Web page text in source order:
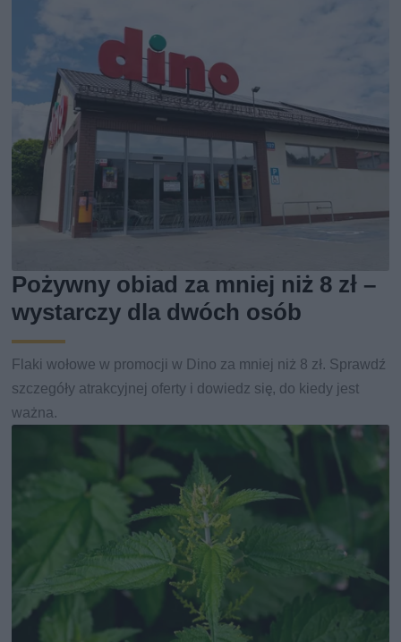
Pożywny obiad za mniej niż 8 zł –
wystarczy dla dwóch osób
Flaki wołowe w promocji w Dino za mniej niż 8 zł. Sprawdź
szczegóły atrakcyjnej oferty i dowiedz się, do kiedy jest
ważna.